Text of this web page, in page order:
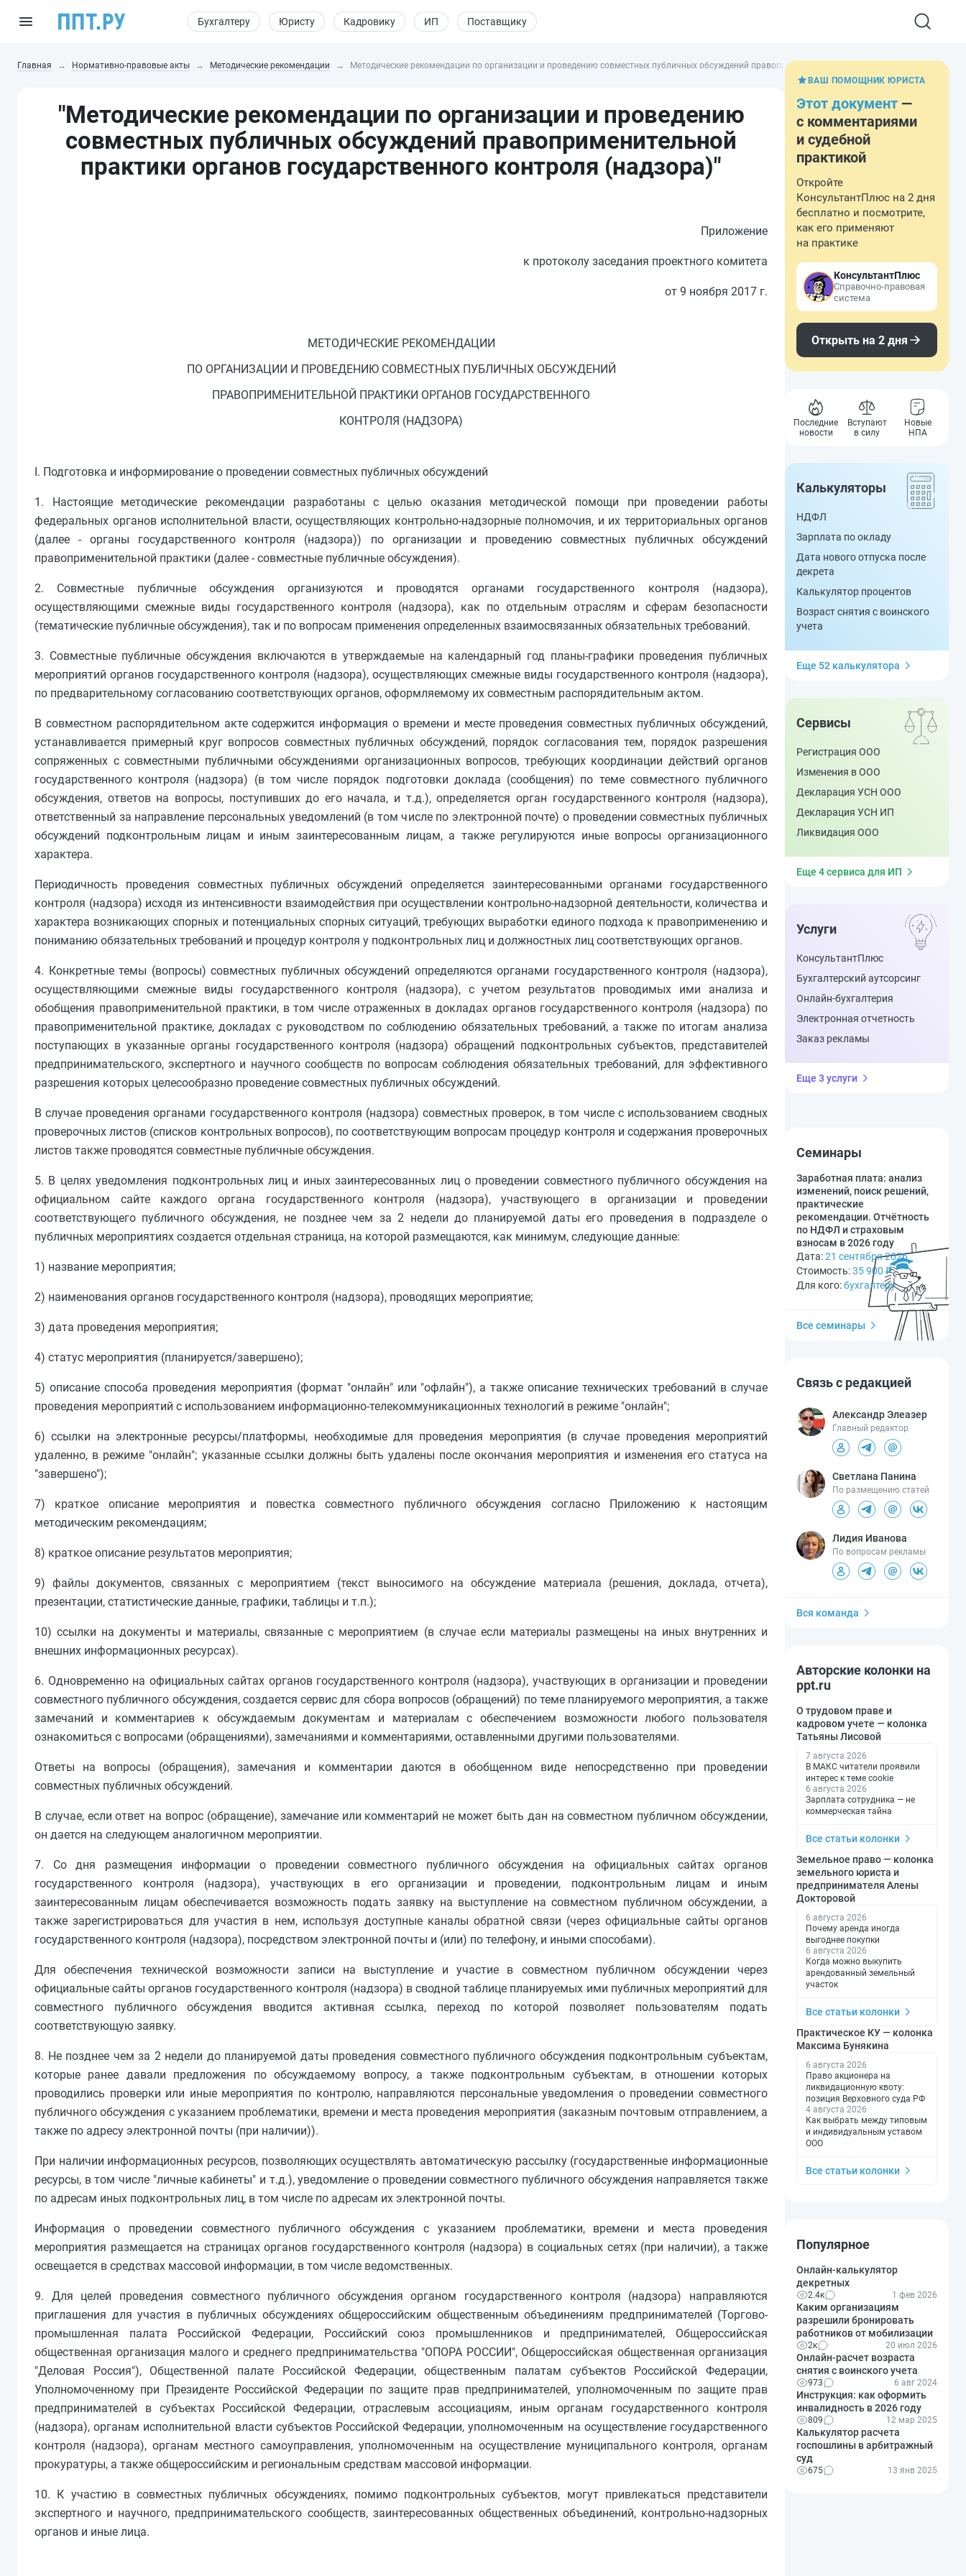
Бухгалтеру Юристу Кадровику ИП Поставщику
Главная Нормативно-правовые акты Методические рекомендации Методические рекомендации по организации и проведению совместных публичных обсуждений правоприменительной практики органов
"Методические рекомендации по организации и проведению
совместных публичных обсуждений правоприменительной
практики органов государственного контроля (надзора)"
Приложение
к протоколу заседания проектного комитета
от 9 ноября 2017 г.
МЕТОДИЧЕСКИЕ РЕКОМЕНДАЦИИ
ПО ОРГАНИЗАЦИИ И ПРОВЕДЕНИЮ СОВМЕСТНЫХ ПУБЛИЧНЫХ ОБСУЖДЕНИЙ
ПРАВОПРИМЕНИТЕЛЬНОЙ ПРАКТИКИ ОРГАНОВ ГОСУДАРСТВЕННОГО
КОНТРОЛЯ (НАДЗОРА)
I. Подготовка и информирование о проведении совместных публичных обсуждений
1. Настоящие методические рекомендации разработаны с целью оказания методической помощи при проведении работы
федеральных органов исполнительной власти, осуществляющих контрольно-надзорные полномочия, и их территориальных органов
(далее - органы государственного контроля (надзора)) по организации и проведению совместных публичных обсуждений
правоприменительной практики (далее - совместные публичные обсуждения).
2. Совместные публичные обсуждения организуются и проводятся органами государственного контроля (надзора),
осуществляющими смежные виды государственного контроля (надзора), как по отдельным отраслям и сферам безопасности
(тематические публичные обсуждения), так и по вопросам применения определенных взаимосвязанных обязательных требований.
3. Совместные публичные обсуждения включаются в утверждаемые на календарный год планы-графики проведения публичных
мероприятий органов государственного контроля (надзора), осуществляющих смежные виды государственного контроля (надзора),
по предварительному согласованию соответствующих органов, оформляемому их совместным распорядительным актом.
В совместном распорядительном акте содержится информация о времени и месте проведения совместных публичных обсуждений,
устанавливается примерный круг вопросов совместных публичных обсуждений, порядок согласования тем, порядок разрешения
сопряженных с совместными публичными обсуждениями организационных вопросов, требующих координации действий органов
государственного контроля (надзора) (в том числе порядок подготовки доклада (сообщения) по теме совместного публичного
обсуждения, ответов на вопросы, поступивших до его начала, и т.д.), определяется орган государственного контроля (надзора),
ответственный за направление персональных уведомлений (в том числе по электронной почте) о проведении совместных публичных
обсуждений подконтрольным лицам и иным заинтересованным лицам, а также регулируются иные вопросы организационного
характера.
Периодичность проведения совместных публичных обсуждений определяется заинтересованными органами государственного
контроля (надзора) исходя из интенсивности взаимодействия при осуществлении контрольно-надзорной деятельности, количества и
характера возникающих спорных и потенциальных спорных ситуаций, требующих выработки единого подхода к правоприменению и
пониманию обязательных требований и процедур контроля у подконтрольных лиц и должностных лиц соответствующих органов.
4. Конкретные темы (вопросы) совместных публичных обсуждений определяются органами государственного контроля (надзора),
осуществляющими смежные виды государственного контроля (надзора), с учетом результатов проводимых ими анализа и
обобщения правоприменительной практики, в том числе отраженных в докладах органов государственного контроля (надзора) по
правоприменительной практике, докладах с руководством по соблюдению обязательных требований, а также по итогам анализа
поступающих в указанные органы государственного контроля (надзора) обращений подконтрольных субъектов, представителей
предпринимательского, экспертного и научного сообществ по вопросам соблюдения обязательных требований, для эффективного
разрешения которых целесообразно проведение совместных публичных обсуждений.
В случае проведения органами государственного контроля (надзора) совместных проверок, в том числе с использованием сводных
проверочных листов (списков контрольных вопросов), по соответствующим вопросам процедур контроля и содержания проверочных
листов также проводятся совместные публичные обсуждения.
5. В целях уведомления подконтрольных лиц и иных заинтересованных лиц о проведении совместного публичного обсуждения на
официальном сайте каждого органа государственного контроля (надзора), участвующего в организации и проведении
соответствующего публичного обсуждения, не позднее чем за 2 недели до планируемой даты его проведения в подразделе о
публичных мероприятиях создается отдельная страница, на которой размещаются, как минимум, следующие данные:
1) название мероприятия;
2) наименования органов государственного контроля (надзора), проводящих мероприятие;
3) дата проведения мероприятия;
4) статус мероприятия (планируется/завершено);
5) описание способа проведения мероприятия (формат "онлайн" или "офлайн"), а также описание технических требований в случае
проведения мероприятий с использованием информационно-телекоммуникационных технологий в режиме "онлайн";
6) ссылки на электронные ресурсы/платформы, необходимые для проведения мероприятия (в случае проведения мероприятий
удаленно, в режиме "онлайн"; указанные ссылки должны быть удалены после окончания мероприятия и изменения его статуса на
"завершено");
7) краткое описание мероприятия и повестка совместного публичного обсуждения согласно Приложению к настоящим
методическим рекомендациям;
8) краткое описание результатов мероприятия;
9) файлы документов, связанных с мероприятием (текст выносимого на обсуждение материала (решения, доклада, отчета),
презентации, статистические данные, графики, таблицы и т.п.);
10) ссылки на документы и материалы, связанные с мероприятием (в случае если материалы размещены на иных внутренних и
внешних информационных ресурсах).
6. Одновременно на официальных сайтах органов государственного контроля (надзора), участвующих в организации и проведении
совместного публичного обсуждения, создается сервис для сбора вопросов (обращений) по теме планируемого мероприятия, а также
замечаний и комментариев к обсуждаемым документам и материалам с обеспечением возможности любого пользователя
ознакомиться с вопросами (обращениями), замечаниями и комментариями, оставленными другими пользователями.
Ответы на вопросы (обращения), замечания и комментарии даются в обобщенном виде непосредственно при проведении
совместных публичных обсуждений.
В случае, если ответ на вопрос (обращение), замечание или комментарий не может быть дан на совместном публичном обсуждении,
он дается на следующем аналогичном мероприятии.
7. Со дня размещения информации о проведении совместного публичного обсуждения на официальных сайтах органов
государственного контроля (надзора), участвующих в его организации и проведении, подконтрольным лицам и иным
заинтересованным лицам обеспечивается возможность подать заявку на выступление на совместном публичном обсуждении, а
также зарегистрироваться для участия в нем, используя доступные каналы обратной связи (через официальные сайты органов
государственного контроля (надзора), посредством электронной почты и (или) по телефону, и иными способами).
Для обеспечения технической возможности записи на выступление и участие в совместном публичном обсуждении через
официальные сайты органов государственного контроля (надзора) в сводной таблице планируемых ими публичных мероприятий для
совместного публичного обсуждения вводится активная ссылка, переход по которой позволяет пользователям подать
соответствующую заявку.
8. Не позднее чем за 2 недели до планируемой даты проведения совместного публичного обсуждения подконтрольным субъектам,
которые ранее давали предложения по обсуждаемому вопросу, а также подконтрольным субъектам, в отношении которых
проводились проверки или иные мероприятия по контролю, направляются персональные уведомления о проведении совместного
публичного обсуждения с указанием проблематики, времени и места проведения мероприятия (заказным почтовым отправлением, а
также по адресу электронной почты (при наличии)).
При наличии информационных ресурсов, позволяющих осуществлять автоматическую рассылку (государственные информационные
ресурсы, в том числе "личные кабинеты" и т.д.), уведомление о проведении совместного публичного обсуждения направляется также
по адресам иных подконтрольных лиц, в том числе по адресам их электронной почты.
Информация о проведении совместного публичного обсуждения с указанием проблематики, времени и места проведения
мероприятия размещается на страницах органов государственного контроля (надзора) в социальных сетях (при наличии), а также
освещается в средствах массовой информации, в том числе ведомственных.
9. Для целей проведения совместного публичного обсуждения органом государственного контроля (надзора) направляются
приглашения для участия в публичных обсуждениях общероссийским общественным объединениям предпринимателей (Торгово-
промышленная палата Российской Федерации, Российский союз промышленников и предпринимателей, Общероссийская
общественная организация малого и среднего предпринимательства "ОПОРА РОССИИ", Общероссийская общественная организация
"Деловая Россия"), Общественной палате Российской Федерации, общественным палатам субъектов Российской Федерации,
Уполномоченному при Президенте Российской Федерации по защите прав предпринимателей, уполномоченным по защите прав
предпринимателей в субъектах Российской Федерации, отраслевым ассоциациям, иным органам государственного контроля
(надзора), органам исполнительной власти субъектов Российской Федерации, уполномоченным на осуществление государственного
контроля (надзора), органам местного самоуправления, уполномоченным на осуществление муниципального контроля, органам
прокуратуры, а также общероссийским и региональным средствам массовой информации.
10. К участию в совместных публичных обсуждениях, помимо подконтрольных субъектов, могут привлекаться представители
экспертного и научного, предпринимательского сообществ, заинтересованных общественных объединений, контрольно-надзорных
органов и иные лица.
ВАШ ПОМОЩНИК ЮРИСТА
Этот документ —
с комментариями
и судебной
практикой
Откройте
КонсультантПлюс на 2 дня
бесплатно и посмотрите,
как его применяют
на практике
КонсультантПлюс
Справочно-правовая
система
Открыть на 2 дня
Последние
новости
Вступают
в силу
Новые
НПА
Калькуляторы
НДФЛ
Зарплата по окладу
Дата нового отпуска после
декрета
Калькулятор процентов
Возраст снятия с воинского
учета
Еще 52 калькулятора
Сервисы
Регистрация ООО
Изменения в ООО
Декларация УСН ООО
Декларация УСН ИП
Ликвидация ООО
Еще 4 сервиса для ИП
Услуги
КонсультантПлюс
Бухгалтерский аутсорсинг
Онлайн-бухгалтерия
Электронная отчетность
Заказ рекламы
Еще 3 услуги
Семинары
Заработная плата: анализ
изменений, поиск решений,
практические
рекомендации. Отчётность
по НДФЛ и страховым
взносам в 2026 году
Дата:21 сентября 2026
Стоимость:35 900 ₽
Для кого:бухгалтеру
Все семинары
Связь с редакцией
Александр Элеазер
Главный редактор
Светлана Панина
По размещению статей
Лидия Иванова
По вопросам рекламы
Вся команда
Авторские колонки на
ppt.ru
О трудовом праве и
кадровом учете — колонка
Татьяны Лисовой
7 августа 2026
В МАКС читатели проявили
интерес к теме cookie
6 августа 2026
Зарплата сотрудника — не
коммерческая тайна
Все статьи колонки
Земельное право — колонка
земельного юриста и
предпринимателя Алены
Докторовой
6 августа 2026
Почему аренда иногда
выгоднее покупки
6 августа 2026
Когда можно выкупить
арендованный земельный
участок
Все статьи колонки
Практическое КУ — колонка
Максима Бунякина
6 августа 2026
Право акционера на
ликвидационную квоту:
позиция Верховного суда РФ
4 августа 2026
Как выбрать между типовым
и индивидуальным уставом
ООО
Все статьи колонки
Популярное
Онлайн-калькулятор
декретных
2.4к 1 фев 2026
Каким организациям
разрешили бронировать
работников от мобилизации
2к 20 июл 2026
Онлайн-расчет возраста
снятия с воинского учета
973 6 авг 2024
Инструкция: как оформить
инвалидность в 2026 году
809 12 мар 2025
Калькулятор расчета
госпошлины в арбитражный
суд
675 13 янв 2025